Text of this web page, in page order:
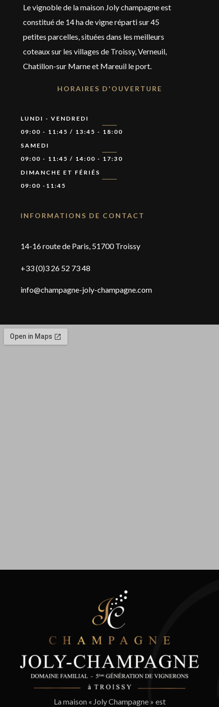
Le vignoble de la maison Joly champagne est
constitué de 14 ha de vigne réparti sur 45
petites parcelles, situées dans les meilleurs
coteaux sur les villages de Troissy, Verneuil,
Chatillon-sur Marne et Mareuil le port.
HORAIRES D'OUVERTURE
LUNDI - VENDREDI
09:00 - 11:45 / 13:45 - 18:00
SAMEDI
09:00 - 11:45 / 14:00 - 17:30
DIMANCHE ET FÉRIÉS
09:00 -11:45
INFORMATIONS DE CONTACT
14-16 route de Paris, 51700 Troissy
+33 (0)3 26 52 73 48
info@champagne-joly-champagne.com
La maison « Joly Champagne » est